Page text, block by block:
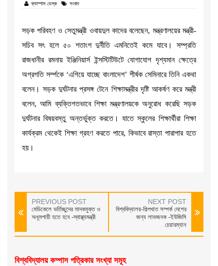
ক্যাম্পাস ডেস্ক সংবাদ
সড়ক পরিবহণ ও সেতুমন্ত্রী ওবায়দুল কাদের বলেছেন, মন্ত্রণালয়ের মন্ত্রী-
সচিব সৎ হলে ৫০ শতাংশ দুর্নীতি এমনিতেই কমে যাবে। সম্প্রতি
রাজধানীর রমনায় ইঞ্জিনিয়ার্স ইন্সস্টিটিউটে যোগাযোগ দৃশ্যমান ক্ষেত্রে
অগ্রগতি সর্ম্পকে ‘এগিয়ে যাচ্ছে বাংলাদেশ’ শীর্ষক সেমিনারে তিনি একথা
বলেন। সড়ক দুর্ঘটনার প্রসঙ্গ টেনে শিক্ষামন্ত্রীর দৃষ্টি আকর্ষণ করে মন্ত্রী
বলেন, আমি ব্যক্তিগতভাবে শিক্ষা মন্ত্রণালয়কে অনুরোধ করেছি সড়ক
দুর্ঘটনার বিষয়বস্তু অন্তর্ভুক্ত করতে। যাতে স্কুলের শিক্ষার্থীরা শিক্ষা
কার্যক্রম থেকেই শিক্ষা গ্রহণ করতে পারে, কিভাবে রাস্তা পারাপার হতে
হয়।
PREVIOUS POST
মেডিকেলে ভর্তিচ্ছুদের মাদকমুক্ত ও
অধূমপায়ী হতে হবে -স্বাস্থ্যমন্ত্রী
NEXT POST
বিশ্ববিদ্যালয়-শিল্পখাত সম্পর্ক দেশের
জন্য লাভজনক -ইউজিসি
চেয়ারম্যান
বিশ্ববিদ্যালয় কম্পাস পত্রিকার সংখ্যা সমূহ